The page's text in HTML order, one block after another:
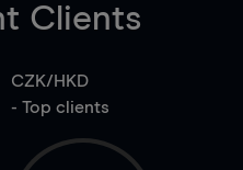
Clients
CZK/HKD
- Top clients